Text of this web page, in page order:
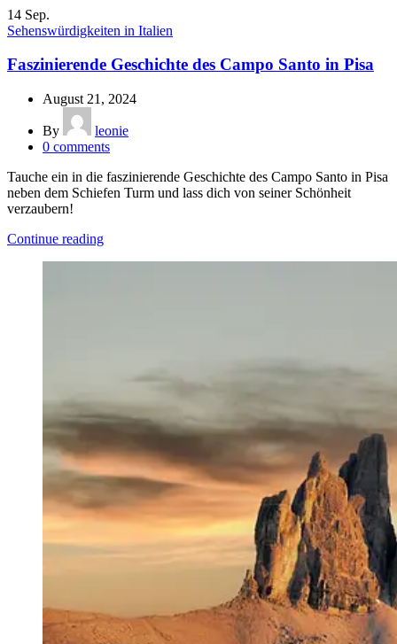
14 Sep.
Sehenswürdigkeiten in Italien
Faszinierende Geschichte des Campo Santo in Pisa
August 21, 2024
By
leonie
0 comments
Tauche ein in die faszinierende Geschichte des Campo Santo in Pisa
neben dem Schiefen Turm und lass dich von seiner Schönheit
verzaubern!
Continue reading